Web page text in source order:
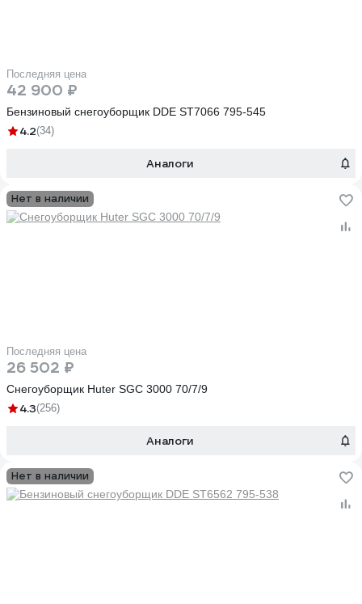
Последняя цена
42 900 ₽
Бензиновый снегоуборщик DDE ST7066 795-545
4.2(34)
Аналоги
Нет в наличии
Последняя цена
26 502 ₽
Снегоуборщик Huter SGC 3000 70/7/9
4.3(256)
Аналоги
Нет в наличии